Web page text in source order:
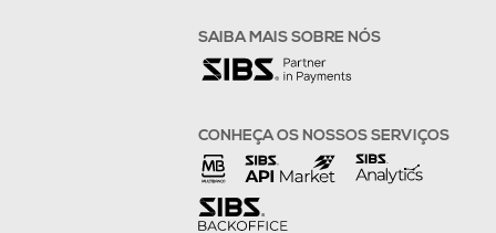
SAIBA MAIS SOBRE NÓS
CONHEÇA OS NOSSOS SERVIÇOS